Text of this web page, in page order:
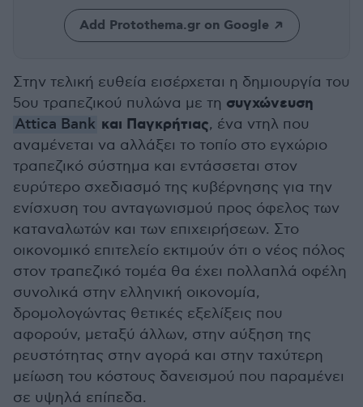
Add Protothema.gr on Google
Στην τελική ευθεία εισέρχεται η δημιουργία του
5ου τραπεζικού πυλώνα με τη συγχώνευση
Attica Bank και Παγκρήτιας, ένα ντηλ που
αναμένεται να αλλάξει το τοπίο στο εγχώριο
τραπεζικό σύστημα και εντάσσεται στον
ευρύτερο σχεδιασμό της κυβέρνησης για την
ενίσχυση του ανταγωνισμού προς όφελος των
καταναλωτών και των επιχειρήσεων. Στο
οικονομικό επιτελείο εκτιμούν ότι ο νέος πόλος
στον τραπεζικό τομέα θα έχει πολλαπλά οφέλη
συνολικά στην ελληνική οικονομία,
δρομολογώντας θετικές εξελίξεις που
αφορούν, μεταξύ άλλων, στην αύξηση της
ρευστότητας στην αγορά και στην ταχύτερη
μείωση του κόστους δανεισμού που παραμένει
σε υψηλά επίπεδα.